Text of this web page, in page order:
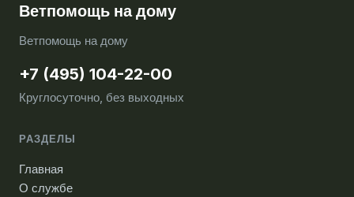
Ветпомощь на дому
Ветпомощь на дому
+7 (495) 104-22-00
Круглосуточно, без выходных
РАЗДЕЛЫ
Главная
О службе